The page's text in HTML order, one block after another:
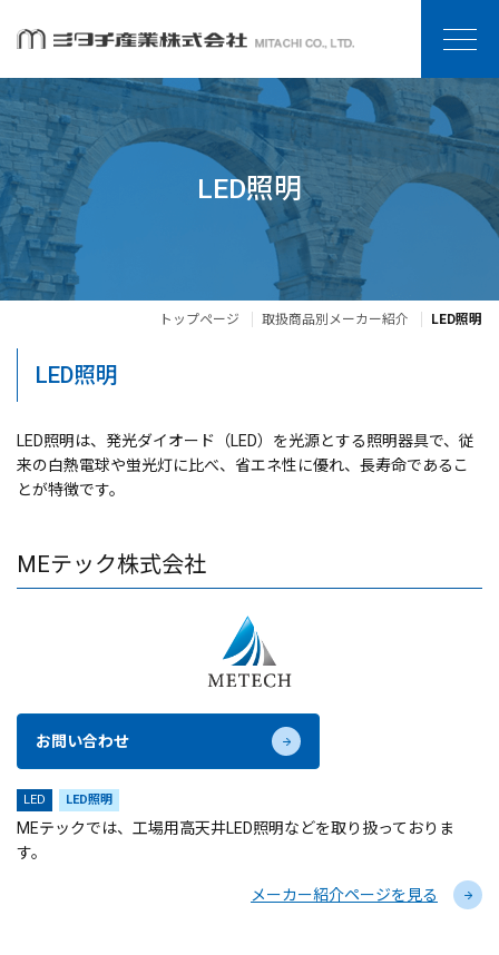
LED照明
トップページ 取扱商品別メーカー紹介 LED照明
LED照明
LED照明は、発光ダイオード（LED）を光源とする照明器具で、従
来の白熱電球や蛍光灯に比べ、省エネ性に優れ、長寿命であるこ
とが特徴です。
MEテック株式会社
お問い合わせ
LED LED照明
MEテックでは、工場用高天井LED照明などを取り扱っておりま
す。
メーカー紹介ページを見る